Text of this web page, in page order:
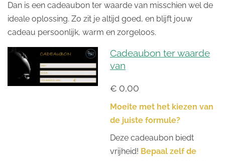
Dan is een cadeaubon ter waarde van misschien wel de
ideale oplossing. Zo zit je altijd goed, en blijft jouw
cadeau persoonlijk, warm en zorgeloos.
Cadeaubon ter waarde
van
€ 0,00
Moeite met het kiezen van
de juiste formule?
Deze cadeaubon biedt
vrijheid! Bepaal zelf de